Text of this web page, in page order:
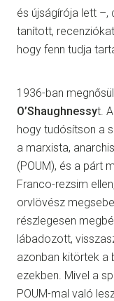
és újságírója lett –,
tanított,
hogy fenn tudja
1936-ban
O’Shaughnessyt.
hogy tudósítson a
a marxista,
(POUM), és a párt
Franco-rezsim
orvlövész
részlegesen
lábadozott,
azonban kitörtek a
ezekben. Mivel a
POUM-mal való